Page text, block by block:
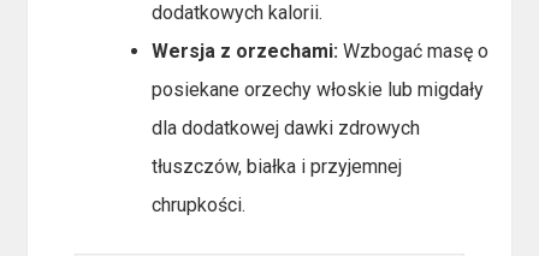
dodatkowych kalorii.
Wersja z orzechami: Wzbogać masę o
posiekane orzechy włoskie lub migdały
dla dodatkowej dawki zdrowych
tłuszczów, białka i przyjemnej
chrupkości.